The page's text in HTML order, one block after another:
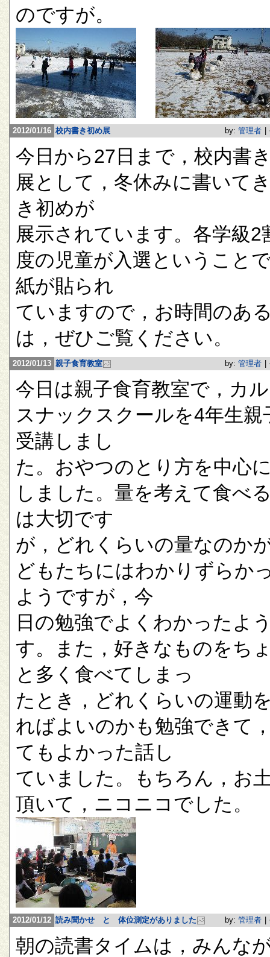
のですが。
2012/01/16 校内書き初め展 by: 管理者
今日から27日まで，校内書
展として，冬休みに書いて
き初めが
展示されています。各学級2
度の児童が入選ということ
紙が貼られ
ていますので，お時間のあ
は，ぜひご覧ください。
2012/01/13 親子食育教室 by: 管理者
今日は親子食育教室で，カ
スナックスクールを4年生親
受講しまし
た。おやつのとり方を中心
しました。量を考えて食べ
は大切です
が，どれくらいの量なのか
どもたちにはわかりずらか
ようですが，今
日の勉強でよくわかったよ
す。また，好きなものをち
と多く食べてしまっ
たとき，どれくらいの運動
ればよいのかも勉強できて
てもよかった話し
ていました。もちろん，お
頂いて，ニコニコでした。
2012/01/12 読み聞かせ と 体位測定がありました by: 管理者
朝の読書タイムは，みんな